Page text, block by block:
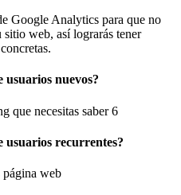
Google Analytics para que no
web, así lograrás tener
usuarios nuevos?
usuarios recurrentes?